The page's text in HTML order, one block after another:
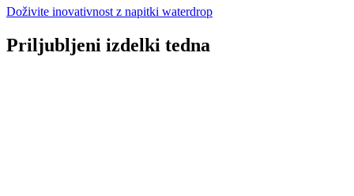
Doživite inovativnost z napitki waterdrop
Priljubljeni izdelki tedna